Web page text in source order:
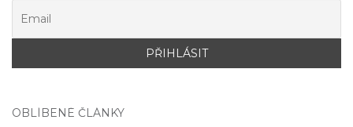
OBLÍBENÉ ČLÁNKY